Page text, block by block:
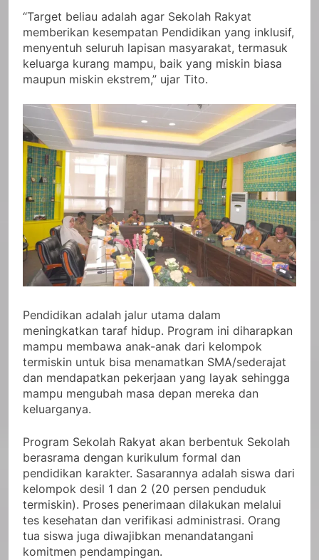
“Target beliau adalah agar Sekolah Rakyat
memberikan kesempatan Pendidikan yang inklusif,
menyentuh seluruh lapisan masyarakat, termasuk
keluarga kurang mampu, baik yang miskin biasa
maupun miskin ekstrem,” ujar Tito.
Pendidikan adalah jalur utama dalam
meningkatkan taraf hidup. Program ini diharapkan
mampu membawa anak-anak dari kelompok
termiskin untuk bisa menamatkan SMA/sederajat
dan mendapatkan pekerjaan yang layak sehingga
mampu mengubah masa depan mereka dan
keluarganya.
Program Sekolah Rakyat akan berbentuk Sekolah
berasrama dengan kurikulum formal dan
pendidikan karakter. Sasarannya adalah siswa dari
kelompok desil 1 dan 2 (20 persen penduduk
termiskin). Proses penerimaan dilakukan melalui
tes kesehatan dan verifikasi administrasi. Orang
tua siswa juga diwajibkan menandatangani
komitmen pendampingan.